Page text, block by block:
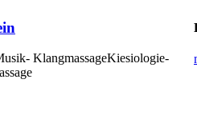
Kiesiologie-